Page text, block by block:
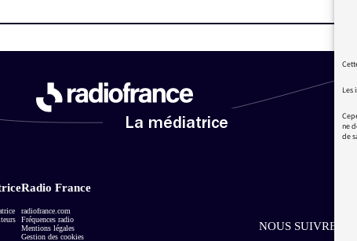
La médiatrice
Radio France
radiofrance.com
Fréquences radio
Mentions légales
Gestion des cookies
NOUS SUIVRE
Les
ne
de